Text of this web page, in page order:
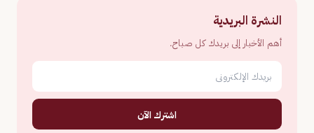
النشرة البريدية
أهم الأخبار إلى بريدك كل صباح.
اشترك الآن